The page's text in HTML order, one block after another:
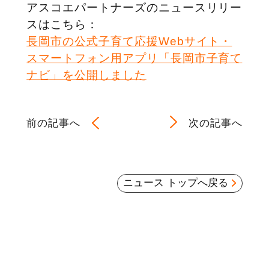
アスコエパートナーズのニュースリリー
スはこちら：
長岡市の公式子育て応援Webサイト・
スマートフォン用アプリ「長岡市子育て
ナビ」を公開しました
前の記事へ 次の記事へ
ニュース トップへ戻る